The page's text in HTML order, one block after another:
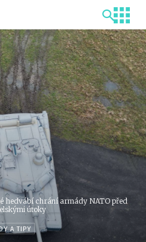
hedvábí chrání armády NATO před
útoky
A TIPY